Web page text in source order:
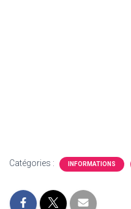
Catégories : INFORMATIONS